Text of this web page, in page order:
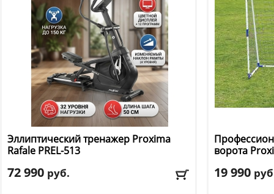
Эллиптический тренажер Proxima
Rafale PREL-513
72 990 руб.
ворота
19 990